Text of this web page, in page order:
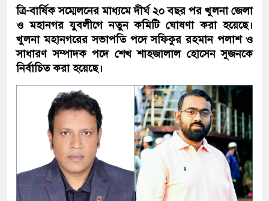
ত্রি-বার্ষিক সম্মেলনের মাধ্যমে দীর্ঘ ২০ বছর পর খুলনা জেলা
ও মহানগর যুবলীগে নতুন কমিটি ঘোষণা করা হয়েছে।
খুলনা মহানগরের সভাপতি পদে সফিকুর রহমান পলাশ ও
সাধারণ সম্পাদক পদে শেখ শাহজালাল হোসেন সুজনকে
নির্বাচিত করা হয়েছে।